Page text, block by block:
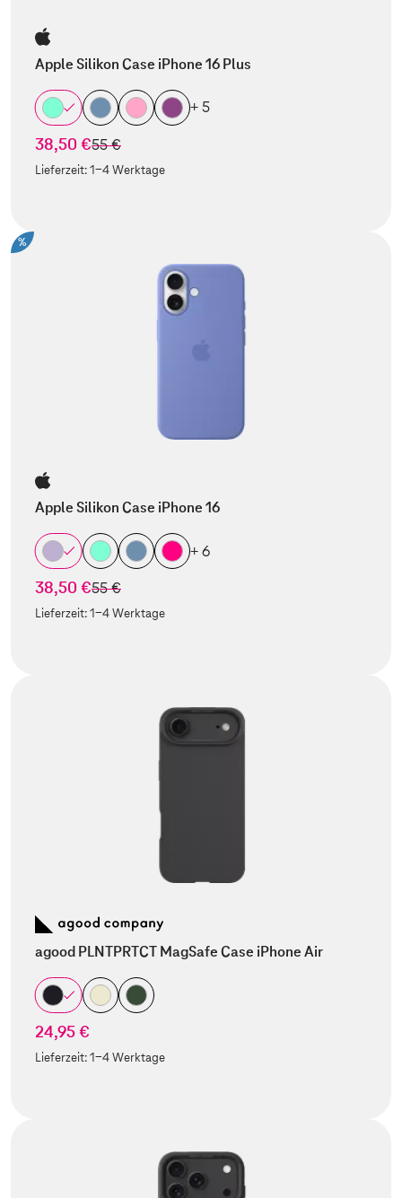
Apple Silikon Case iPhone 16 Plus
+ 5
38,50 €statt
55 €
Lieferzeit:1-4 Werktage
%
Apple Silikon Case iPhone 16
+ 6
38,50 €statt
55 €
Lieferzeit:1-4 Werktage
agood PLNTPRTCT MagSafe Case iPhone Air
24,95 €
Lieferzeit:1-4 Werktage